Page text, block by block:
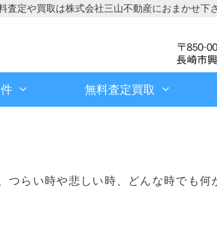
定や買取は株式会社三山不動産におまかせ下さ
無料査定買取
つらい時や悲しい時、どんな時でも何